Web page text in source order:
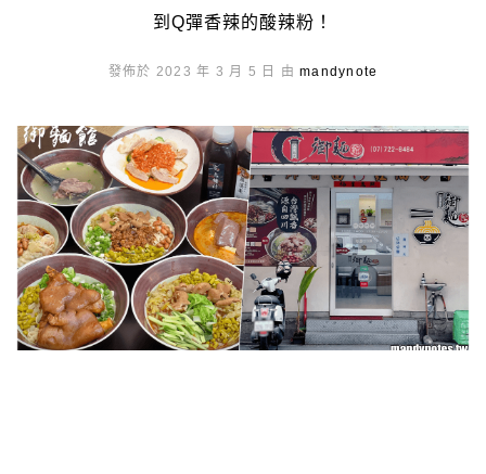
到Q彈香辣的酸辣粉！
發佈於 2023 年 3 月 5 日 由 mandynote